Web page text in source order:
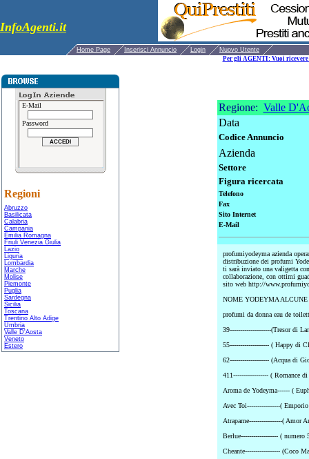
InfoAgenti.it
Home Page Inserisci Annuncio Login
Nuovo Utente
Per gli AGENTI: Vuoi
E-Mail
Password
Regioni
Abruzzo
Basilicata
Calabria
Campania
Emilia Romagna
Friuli Venezia Giulia
Lazio
Liguria
Lombardia
Marche
Molise
Piemonte
Puglia
Sardegna
Sicilia
Toscana
Trentino Alto Adige
Umbria
Valle D'Aosta
Veneto
Estero
Regione: Valle
Data
Codice Annuncio
Azienda
Settore
Figura ricercata
Telefono
Fax
Sito Internet
E-Mail
profumiyodeyma azienda
distribuzione dei profumi
ti sarà inviato una valigetta
collaborazione, con ottimi
sito web http://
NOME YODEYMA
profumi da donna eau de
39--------------------(Tresor di
55------------------- ( Happy di
62------------------- (Acqua di
411----------------- ( Romance
Aroma de Yodeyma------ (
Avec Toi----------------(
Atrapame----------------( Amor
Berlue------------------ ( numero
Cheante----------------- (Coco